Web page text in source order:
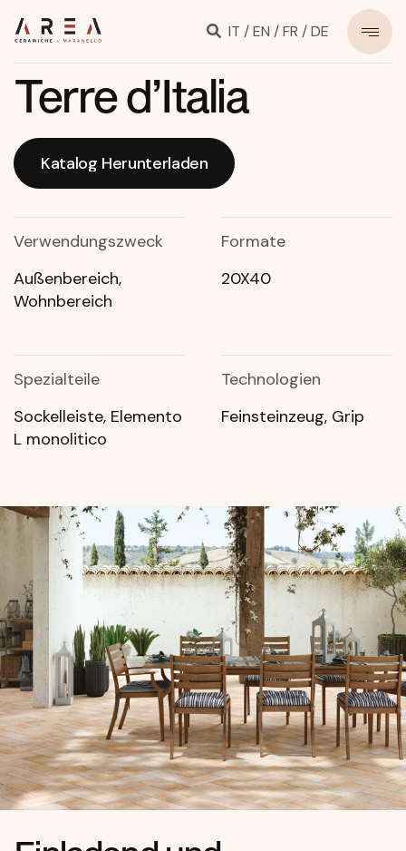
IT /EN /FR /DE
Terre d’Italia
Katalog Herunterladen
Verwendungszweck
Außenbereich,
Wohnbereich
Formate
20X40
Spezialteile
Sockelleiste, Elemento
L monolitico
Technologien
Feinsteinzeug, Grip